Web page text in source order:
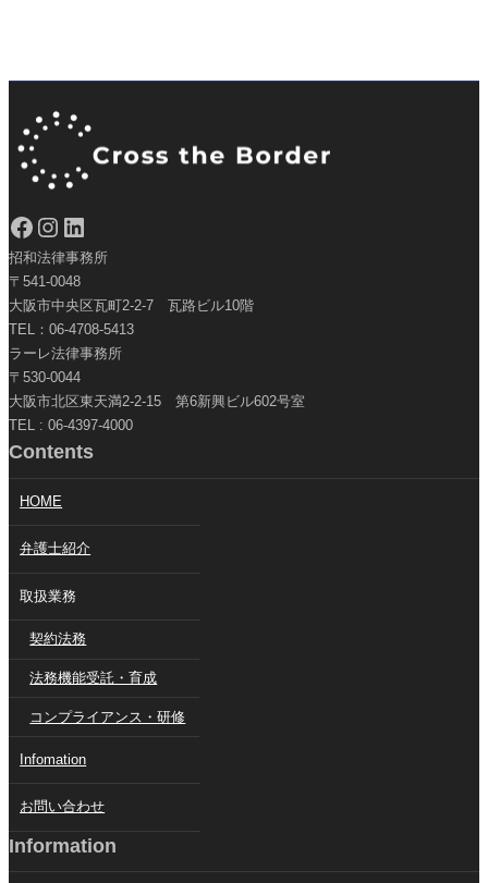
Facebook Instagram LinkedIn
招和法律事務所
〒541-0048
大阪市中央区瓦町2-2-7 瓦路ビル10階
TEL：06-4708-5413
ラーレ法律事務所
〒530-0044
大阪市北区東天満2-2-15 第6新興ビル602号室
TEL : 06-4397-4000
Contents
HOME
弁護士紹介
取扱業務
契約法務
法務機能受託・育成
コンプライアンス・研修
Infomation
お問い合わせ
Information